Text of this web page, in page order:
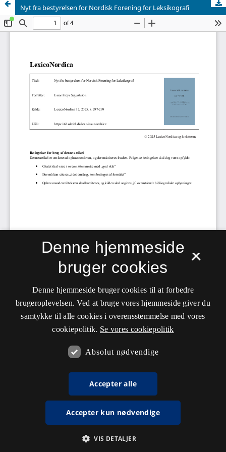
Nyt fra bestyrelsen for Nordisk Forening for Leksikografi
×
Denne hjemmeside
bruger cookies
Denne hjemmeside bruger cookies til at forbedre
brugeroplevelsen. Ved at bruge vores hjemmeside giver du
samtykke til alle cookies i overensstemmelse med vores
cookiepolitik. Se vores cookiepolitik
Absolut nødvendige
Accepter alle
Accepter kun nødvendige
VIS DETALJER